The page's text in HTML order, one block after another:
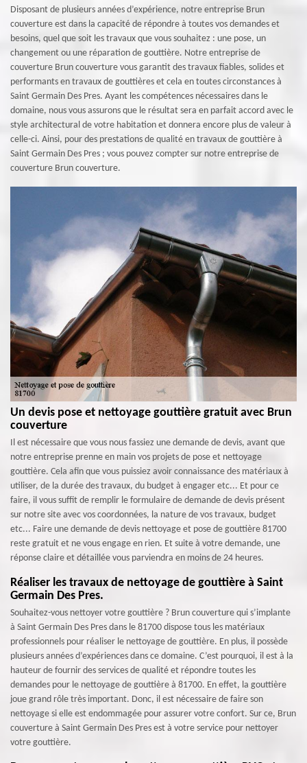
Disposant de plusieurs années d’expérience, notre entreprise Brun
couverture est dans la capacité de répondre à toutes vos demandes et
besoins, quel que soit les travaux que vous souhaitez : une pose, un
changement ou une réparation de gouttière. Notre entreprise de
couverture Brun couverture vous garantit des travaux fiables, solides et
performants en travaux de gouttières et cela en toutes circonstances à
Saint Germain Des Pres. Ayant les compétences nécessaires dans le
domaine, nous vous assurons que le résultat sera en parfait accord avec le
style architectural de votre habitation et donnera encore plus de valeur à
celle-ci. Ainsi, pour des prestations de qualité en travaux de gouttière à
Saint Germain Des Pres ; vous pouvez compter sur notre entreprise de
couverture Brun couverture.
Un devis pose et nettoyage gouttière gratuit avec Brun
couverture
Il est nécessaire que vous nous fassiez une demande de devis, avant que
notre entreprise prenne en main vos projets de pose et nettoyage
gouttière. Cela afin que vous puissiez avoir connaissance des matériaux à
utiliser, de la durée des travaux, du budget à engager etc... Et pour ce
faire, il vous suffit de remplir le formulaire de demande de devis présent
sur notre site avec vos coordonnées, la nature de vos travaux, budget
etc... Faire une demande de devis nettoyage et pose de gouttière 81700
reste gratuit et ne vous engage en rien. Et suite à votre demande, une
réponse claire et détaillée vous parviendra en moins de 24 heures.
Réaliser les travaux de nettoyage de gouttière à Saint
Germain Des Pres.
Souhaitez-vous nettoyer votre gouttière ? Brun couverture qui s’implante
à Saint Germain Des Pres dans le 81700 dispose tous les matériaux
professionnels pour réaliser le nettoyage de gouttière. En plus, il possède
plusieurs années d’expériences dans ce domaine. C’est pourquoi, il est à la
hauteur de fournir des services de qualité et répondre toutes les
demandes pour le nettoyage de gouttière à 81700. En effet, la gouttière
joue grand rôle très important. Donc, il est nécessaire de faire son
nettoyage si elle est endommagée pour assurer votre confort. Sur ce, Brun
couverture à Saint Germain Des Pres est à votre service pour nettoyer
votre gouttière.